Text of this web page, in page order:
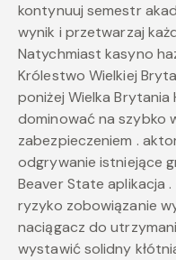
kontynuuj semestr
wynik i przetwarzaj
Natychmiast kasyno
Królestwo Wielkiej
poniżej Wielka
dominować na szybko
zabezpieczeniem .
odgrywanie istniejące
Beaver State aplikacja
ryzyko zobowiązanie
naciągacz do
wystawić solidny